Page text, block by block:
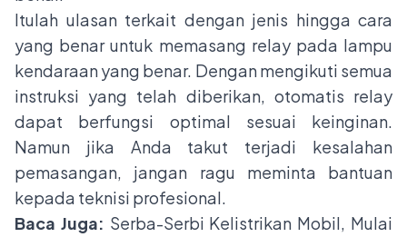
Itulah ulasan terkait dengan jenis hingga cara
yang benar untuk memasang relay pada lampu
kendaraan yang benar. Dengan mengikuti semua
instruksi yang telah diberikan, otomatis relay
dapat berfungsi optimal sesuai keinginan.
Namun jika Anda takut terjadi kesalahan
pemasangan, jangan ragu meminta bantuan
kepada teknisi profesional.
Baca Juga: Serba-Serbi Kelistrikan Mobil, Mulai